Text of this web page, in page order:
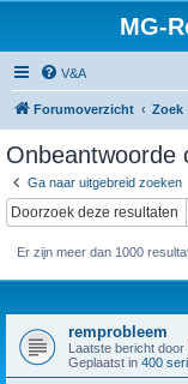
MG-
V&A
Forumoverzicht Zoek
Onbeantwoorde
Ga naar uitgebreid zoeken
Er zijn meer dan 1000
remprobleem
Laatste bericht door
Geplaatst in 400